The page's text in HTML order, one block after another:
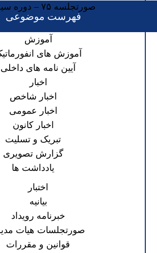
صورتجلسه ۷۵ – دوره سیزدهم
فهرست موضوعی
آموزش
آموزش های
آیین نامه های داخلی
اخبار
اخبار شاخص
اخبار عمومی
اخبار کانون
تبریک و تسلیت
گزارش تصویری
یادداشت ها
اختبار
بیانیه
خبرنامه رویداد
صورتجلسات هیات
قوانین و مقررات